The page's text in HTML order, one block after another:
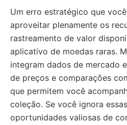
Um erro estratégico que
aproveitar plenamente os
rastreamento de valor
aplicativo de moedas raras.
integram dados de mercado
de preços e comparações
que permitem você
coleção. Se você ignora
oportunidades valiosas de